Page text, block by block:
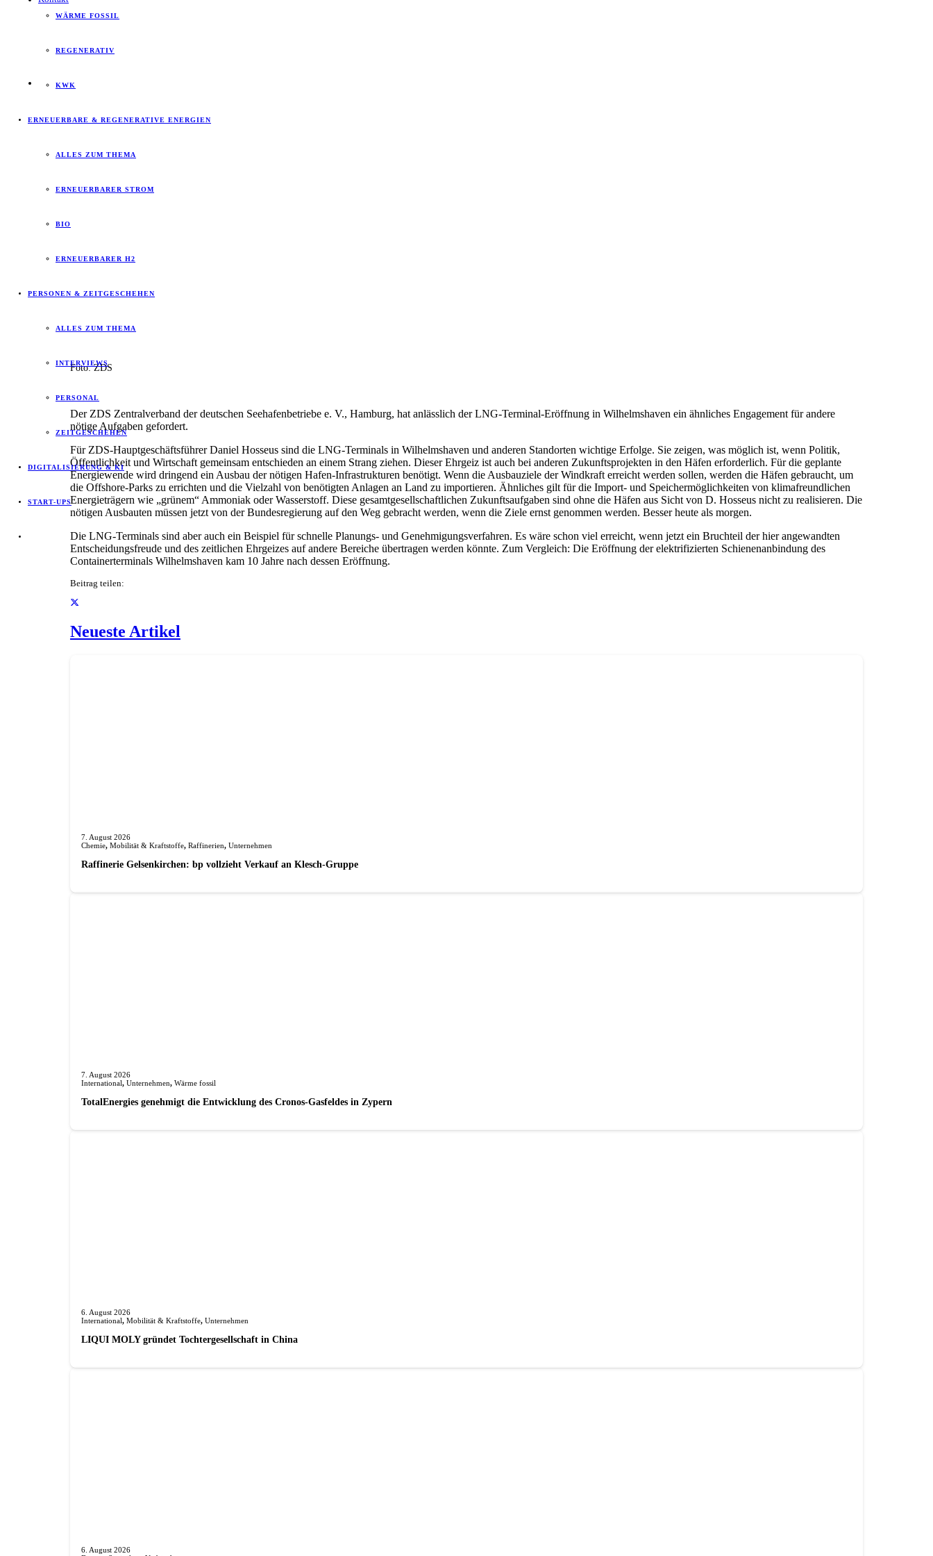
WÄRME FOSSIL
REGENERATIV
KWK
ERNEUERBARE & REGENERATIVE ENERGIEN
ALLES ZUM THEMA
ERNEUERBARER STROM
BIO
ERNEUERBARER H2
PERSONEN & ZEITGESCHEHEN
ALLES ZUM THEMA
INTERVIEWS
PERSONAL
ZEITGESCHEHEN
DIGITALISIERUNG & KI
START-UPS
Foto: ZDS
Der ZDS Zentralverband der deutschen Seehafenbetriebe e. V., Hamburg, hat anlässlich der LNG-Terminal-Eröffnung in Wilhelmshaven ein ähnliches Engagement für andere
nötige Aufgaben gefordert.
Für ZDS-Hauptgeschäftsführer Daniel Hosseus sind die LNG-Terminals in Wilhelmshaven und anderen Standorten wichtige Erfolge. Sie zeigen, was möglich ist, wenn Politik,
Öffentlichkeit und Wirtschaft gemeinsam entschieden an einem Strang ziehen. Dieser Ehrgeiz ist auch bei anderen Zukunftsprojekten in den Häfen erforderlich. Für die geplante
Energiewende wird dringend ein Ausbau der nötigen Hafen-Infrastrukturen benötigt. Wenn die Ausbauziele der Windkraft erreicht werden sollen, werden die Häfen gebraucht, um
die Offshore-Parks zu errichten und die Vielzahl von benötigten Anlagen an Land zu importieren. Ähnliches gilt für die Import- und Speichermöglichkeiten von klimafreundlichen
Energieträgern wie „grünem“ Ammoniak oder Wasserstoff. Diese gesamtgesellschaftlichen Zukunftsaufgaben sind ohne die Häfen aus Sicht von D. Hosseus nicht zu realisieren. Die
nötigen Ausbauten müssen jetzt von der Bundesregierung auf den Weg gebracht werden, wenn die Ziele ernst genommen werden. Besser heute als morgen.
Die LNG-Terminals sind aber auch ein Beispiel für schnelle Planungs- und Genehmigungsverfahren. Es wäre schon viel erreicht, wenn jetzt ein Bruchteil der hier angewandten
Entscheidungsfreude und des zeitlichen Ehrgeizes auf andere Bereiche übertragen werden könnte. Zum Vergleich: Die Eröffnung der elektrifizierten Schienenanbindung des
Containerterminals Wilhelmshaven kam 10 Jahre nach dessen Eröffnung.
Beitrag teilen:
Neueste Artikel
7. August 2026
Chemie, Mobilität & Kraftstoffe, Raffinerien, Unternehmen
Raffinerie Gelsenkirchen: bp vollzieht Verkauf an Klesch-Gruppe
7. August 2026
International, Unternehmen, Wärme fossil
TotalEnergies genehmigt die Entwicklung des Cronos-Gasfeldes in Zypern
6. August 2026
International, Mobilität & Kraftstoffe, Unternehmen
LIQUI MOLY gründet Tochterge­sellschaft in China
6. August 2026